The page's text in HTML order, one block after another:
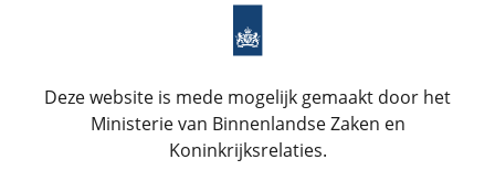
Deze website is mede mogelijk gemaakt door het
Ministerie van Binnenlandse Zaken en
Koninkrijksrelaties.